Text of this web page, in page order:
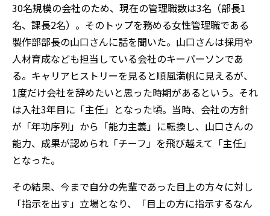
30名規模の会社のため、現在の管理職数は3名（部長1
名、課長2名）。そのトップを務める女性管理職である
製作部部長の山口さんに話を聞いた。山口さんは採用や
人材育成なども担当している会社のキーパーソンであ
る。キャリアヒストリーを見ると順風満帆に見えるが、
1度だけ会社を辞めたいと思った時期があるという。それ
は入社3年目に「主任」となった頃。当時、会社の方針
が「年功序列」から「能力主義」に転換し、山口さんの
能力、成果が認められ「チーフ」を飛び越えて「主任」
となった。
その結果、今まで自分の先輩であった目上の方々に対し
「指示を出す」立場となり、「目上の方に指示するなん